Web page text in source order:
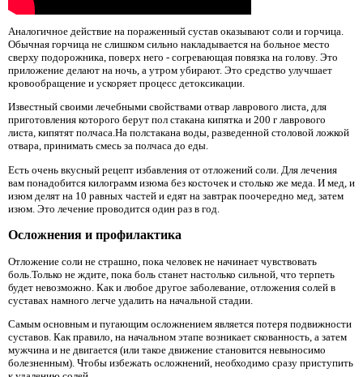
Аналогичное действие на пораженный сустав оказывают соли и горчица.
Обычная горчица не слишком сильно накладывается на больное место
сверху подорожника, поверх него - согревающая повязка на голову. Это
приложение делают на ночь, а утром убирают. Это средство улучшает
кровообращение и ускоряет процесс детоксикации.
Известный своими лечебными свойствами отвар лаврового листа, для
приготовления которого берут пол стакана кипятка и 200 г лаврового
листа, кипятят полчаса.На полстакана воды, разведенной столовой ложкой
отвара, принимать смесь за полчаса до еды.
Есть очень вкусный рецепт избавления от отложений соли. Для лечения
вам понадобится килограмм изюма без косточек и столько же меда. И мед, и
изюм делят на 10 равных частей и едят на завтрак поочередно мед, затем
изюм. Это лечение проводится один раз в год.
Осложнения и профилактика
Отложение соли не страшно, пока человек не начинает чувствовать
боль.Только не ждите, пока боль станет настолько сильной, что терпеть
будет невозможно. Как и любое другое заболевание, отложения солей в
суставах намного легче удалить на начальной стадии.
Самым основным и пугающим осложнением является потеря подвижности
суставов. Как правило, на начальном этапе возникает скованность, а затем
мужчина и не двигается (или такое движение становится невыносимо
болезненным). Чтобы избежать осложнений, необходимо сразу приступить